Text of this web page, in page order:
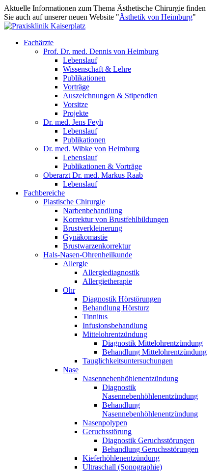
Aktuelle Informationen zum Thema Ästhetische Chirurgie finden
Sie auch auf unserer neuen Website "Ästhetik von Heimburg"
Fachärzte
Prof. Dr. med. Dennis von Heimburg
Lebenslauf
Wissenschaft & Lehre
Publikationen
Vorträge
Auszeichnungen & Stipendien
Vorsitze
Projekte
Dr. med. Jens Feyh
Lebenslauf
Publikationen
Dr. med. Wibke von Heimburg
Lebenslauf
Publikationen & Vorträge
Oberarzt Dr. med. Markus Raab
Lebenslauf
Fachbereiche
Plastische Chirurgie
Narbenbehandlung
Korrektur von Brustfehlbildungen
Brustverkleinerung
Gynäkomastie
Brustwarzenkorrektur
Hals-Nasen-Ohrenheilkunde
Allergie
Allergiediagnostik
Allergietherapie
Ohr
Diagnostik Hörstörungen
Behandlung Hörsturz
Tinnitus
Infusionsbehandlung
Mittelohrentzündung
Diagnostik Mittelohrentzündung
Behandlung Mittelohrentzündung
Tauglichkeitsuntersuchungen
Nase
Nasennebenhöhlenentzündung
Diagnostik
Nasennebenhöhlenentzündung
Behandlung
Nasennebenhöhlenentzündung
Nasenpolypen
Geruchsstörung
Diagnostik Geruchsstörungen
Behandlung Geruchsstörungen
Kieferhöhlenentzündung
Ultraschall (Sonographie)